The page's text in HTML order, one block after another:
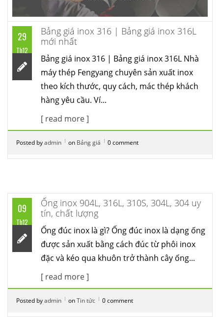
29
Th12
Bảng giá inox 316 | Bảng giá inox 316L
mới nhất
Bảng giá inox 316 | Bảng giá inox 316L Nhà
máy thép Fengyang chuyên sản xuất inox
theo kích thước, quy cách, mác thép khách
hàng yêu cầu. Ví...
[ read more ]
Posted byadmin on Bảng giá 0 comment
09
Th12
Ống inox 904L, 316L, 310S, 304L, 304 uy
tín, chất lượng
Ống đúc inox là gì? Ống đúc inox là dạng ống
được sản xuất bằng cách đúc từ phôi inox
đặc và kéo qua khuôn trở thành cây ống...
[ read more ]
Posted byadmin onTin tức 0 comment